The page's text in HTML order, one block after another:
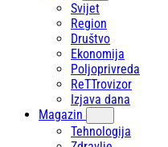
Svijet
Region
Društvo
Ekonomija
Poljoprivreda
ReTTrovizor
Izjava dana
Magazin
Tehnologija